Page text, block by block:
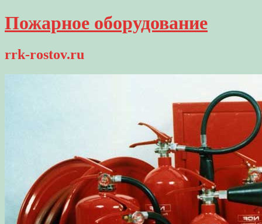
Пожарное оборудование
rrk-rostov.ru